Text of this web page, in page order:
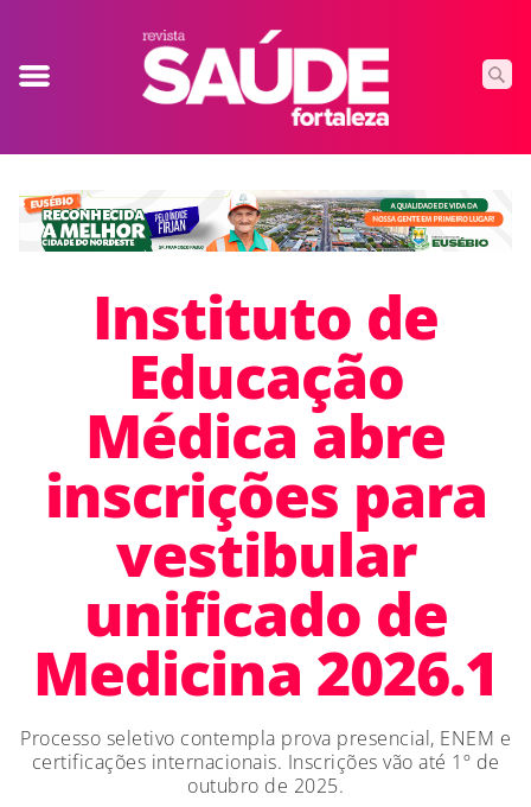
Instituto de
Educação
Médica abre
inscrições para
vestibular
unificado de
Medicina 2026.1
Processo seletivo contempla prova presencial, ENEM e
certificações internacionais. Inscrições vão até 1º de
outubro de 2025.